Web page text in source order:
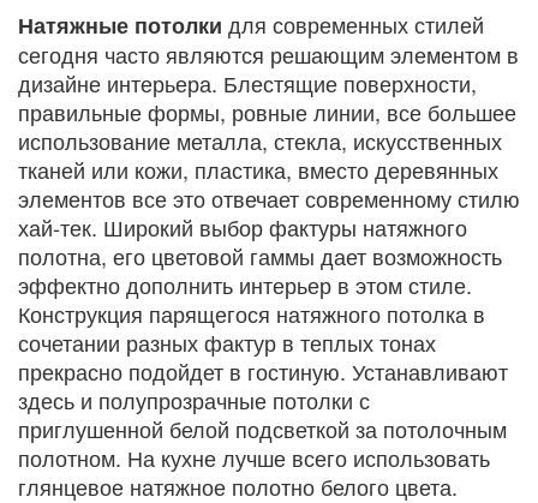
Натяжные потолки для современных стилей
сегодня часто являются решающим элементом в
дизайне интерьера. Блестящие поверхности,
правильные формы, ровные линии, все большее
использование металла, стекла, искусственных
тканей или кожи, пластика, вместо деревянных
элементов все это отвечает современному стилю
хай-тек. Широкий выбор фактуры натяжного
полотна, его цветовой гаммы дает возможность
эффектно дополнить интерьер в этом стиле.
Конструкция парящегося натяжного потолка в
сочетании разных фактур в теплых тонах
прекрасно подойдет в гостиную. Устанавливают
здесь и полупрозрачные потолки с
приглушенной белой подсветкой за потолочным
полотном. На кухне лучше всего использовать
глянцевое натяжное полотно белого цвета.